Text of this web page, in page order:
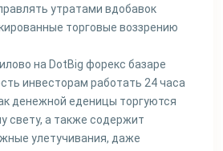
утратами вдобавок
торговые воззрению
на DotBig форекс базаре
инвесторам работать 24 часа
денежной еденицы торгуются
свету, а также содержит
улетучивания, даже